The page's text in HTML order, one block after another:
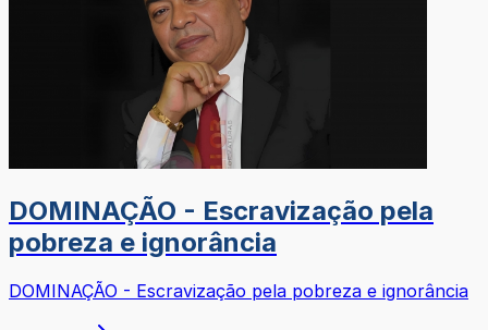
DOMINAÇÃO - Escravização pela
pobreza e ignorância
DOMINAÇÃO - Escravização pela pobreza e ignorância